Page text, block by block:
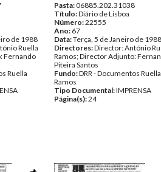
de 1988
Ruella
Fernando
Ruella
Pasta:06885.202.31038
Título:Diário de Lisboa
Número:22555
Ano: 67
Data:Terça, 5 de Janeiro de 1988
Directores:Director: António
Ramos; Director Adjunto:
Piteira Santos
Fundo:DRR - Documentos Ruella
Ramos
Tipo Documental:IMPRENSA
Página(s):24